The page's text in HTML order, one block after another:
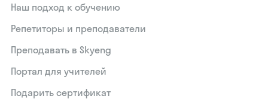
Наш подход к обучению
Репетиторы и преподаватели
Преподавать в Skyeng
Портал для учителей
Подарить сертификат